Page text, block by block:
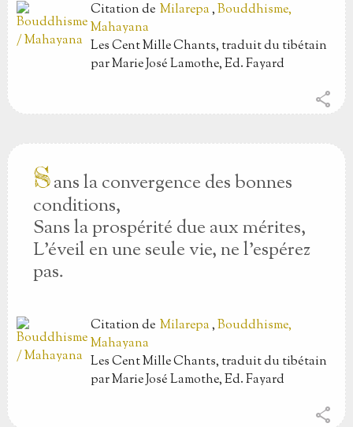
Citationde Milarepa,Bouddhisme,
Mahayana
Les Cent Mille Chants, traduit du tibétain
par Marie José Lamothe, Ed. Fayard
share
Sans la convergence des bonnes
conditions,
Sans la prospérité due aux mérites,
L’éveil en une seule vie, ne l’espérez
pas.
Citationde Milarepa,Bouddhisme,
Mahayana
Les Cent Mille Chants, traduit du tibétain
par Marie José Lamothe, Ed. Fayard
share